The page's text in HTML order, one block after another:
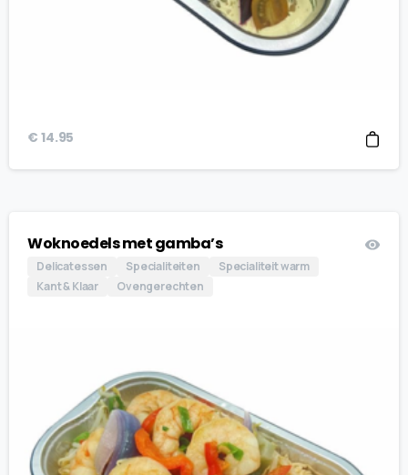
€ 14.95
Woknoedels met gamba’s
Delicatessen Specialiteiten
Specialiteit warm
Kant & Klaar
Ovengerechten